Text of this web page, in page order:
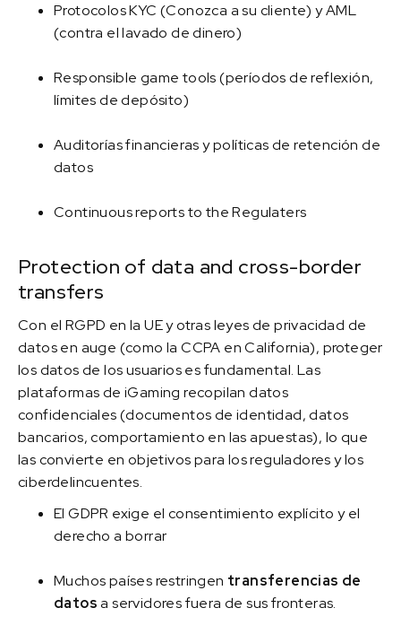
Protocolos KYC (Conozca a su cliente) y AML
(contra el lavado de dinero)
Responsible game tools (períodos de reflexión,
límites de depósito)
Auditorías financieras y políticas de retención de
datos
Continuous reports to the Regulaters
Protection of data and cross-border
transfers
Con el RGPD en la UE y otras leyes de privacidad de
datos en auge (como la CCPA en California), proteger
los datos de los usuarios es fundamental. Las
plataformas de iGaming recopilan datos
confidenciales (documentos de identidad, datos
bancarios, comportamiento en las apuestas), lo que
las convierte en objetivos para los reguladores y los
ciberdelincuentes.
El GDPR exige el consentimiento explícito y el
derecho a borrar
Muchos países restringen transferencias de
datosa servidores fuera de sus fronteras.